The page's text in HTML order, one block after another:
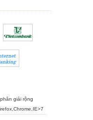
giải rộng
,Chrome,IE>7